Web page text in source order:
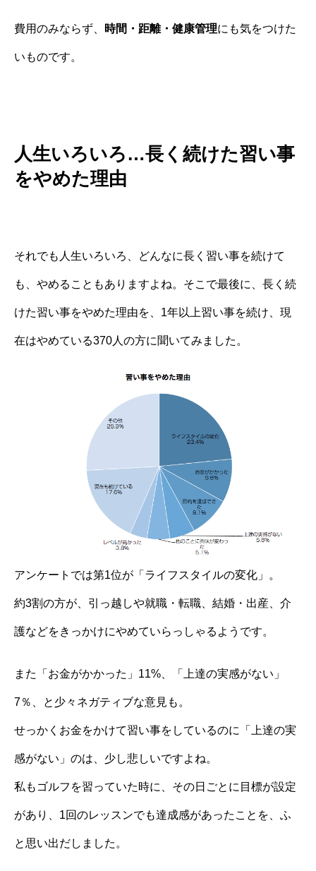
費用のみならず、 時間・距離・健康管理にも気をつけた
いものです。
人生いろいろ…長く続けた習い事
をやめた理由
それでも人生いろいろ、どんなに長く習い事を続けて
も、やめることもありますよね。そこで最後に、長く続
けた習い事をやめた理由を、1年以上習い事を続け、現
在はやめている370人の方に聞いてみました。
アンケートでは第1位が「ライフスタイルの変化」。
約3割の方が、引っ越しや就職・転職、結婚・出産、介
護などをきっかけにやめていらっしゃるようです。
また「お金がかかった」11%、「上達の実感がない」
7％、と少々ネガティブな意見も。
せっかくお金をかけて習い事をしているのに「上達の実
感がない」のは、少し悲しいですよね。
私もゴルフを習っていた時に、その日ごとに目標が設定
があり、1回のレッスンでも達成感があったことを、ふ
と思い出だしました。